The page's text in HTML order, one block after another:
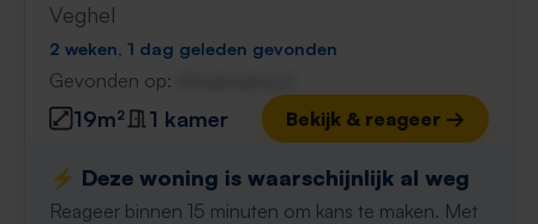
Veghel
2 weken, 1 dag geleden gevonden
Gevonden op:
19m² 1 kamer Bekijk & reageer →
⚡️ Deze woning is waarschijnlijk al weg
Reageer binnen 15 minuten om kans te maken. Met